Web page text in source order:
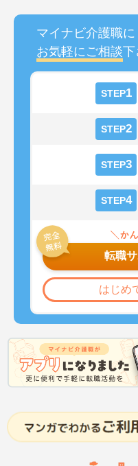
マイナビ介護職に
お気軽にご相談下
STEP1
STEP2
STEP3
STEP4
転職
はじめ